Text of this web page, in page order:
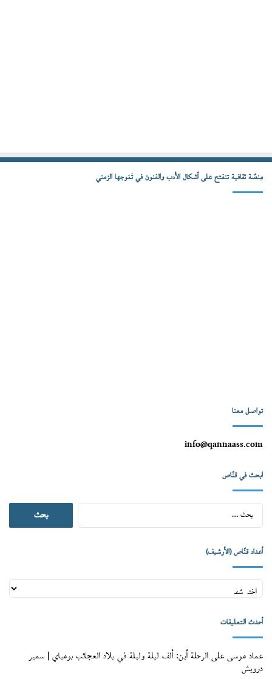
مِنصّة ثقافية تنفتح على أشكال الأدب والفنون في تَمَوجها الزمني
تواصل معنا
info@qannaass.com
ابحث في قنّاص
البحث
عن:
أعداد قنّاص (الأرشيف)
أعداد
قنّاص
أحدث التعليقات
عماد موسىعلىالرحلة أين: ألف ليلة وليلة في بلاد العجائب بومباي | سمير
درويش